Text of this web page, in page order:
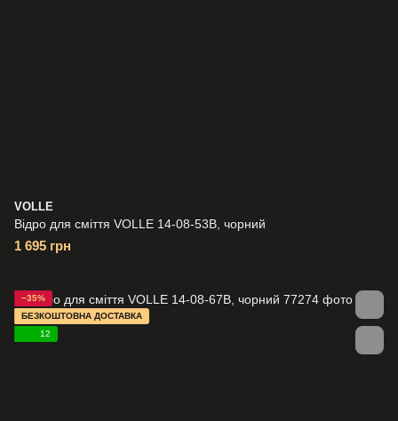
VOLLE
Відро для сміття VOLLE 14-08-53B, чорний
1 695 грн
−35%
БЕЗКОШТОВНА ДОСТАВКА
12